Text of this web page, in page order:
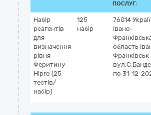
ПОСЛУГ:
Набір
реагентів
для
визначення
рівня
Феритину
Hipro (25
тестів/
набір)
125
набір
76014
Івано-
область
Франківськ
по 31-12-